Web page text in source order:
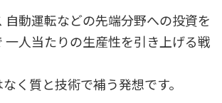
自動運転などの先端分野への投資を
一人当たりの生産性を引き上げる戦
く質と技術で補う発想です。